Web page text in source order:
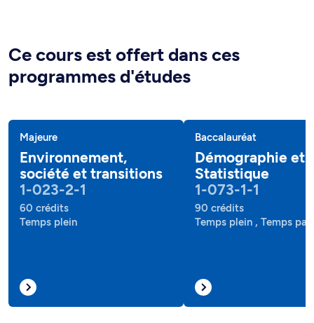
Ce cours est offert dans ces
programmes d'études
Majeure
Environnement,
société et transitions
1-023-2-1
60 crédits
Temps plein
Baccalauréat
Démographie et
Statistique
1-073-1-1
90 crédits
Temps plein , Temps